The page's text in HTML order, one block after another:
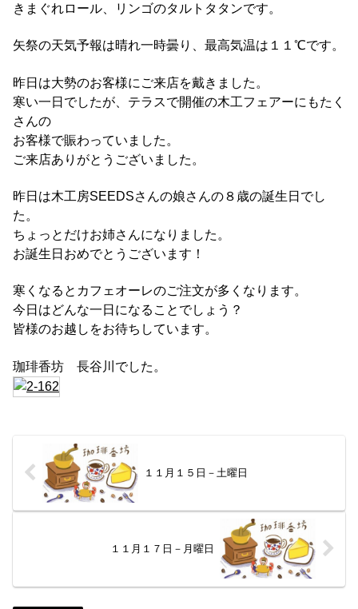
きまぐれロール、リンゴのタルトタタンです。
矢祭の天気予報は晴れ一時曇り、最高気温は１１℃です。
昨日は大勢のお客様にご来店を戴きました。
寒い一日でしたが、テラスで開催の木工フェアーにもたく
さんの
お客様で賑わっていました。
ご来店ありがとうございました。
昨日は木工房SEEDSさんの娘さんの８歳の誕生日でし
た。
ちょっとだけお姉さんになりました。
お誕生日おめでとうございます！
寒くなるとカフェオーレのご注文が多くなります。
今日はどんな一日になることでしょう？
皆様のお越しをお待ちしています。
珈琲香坊 長谷川でした。
１１月１５日－土曜日
１１月１７日－月曜日